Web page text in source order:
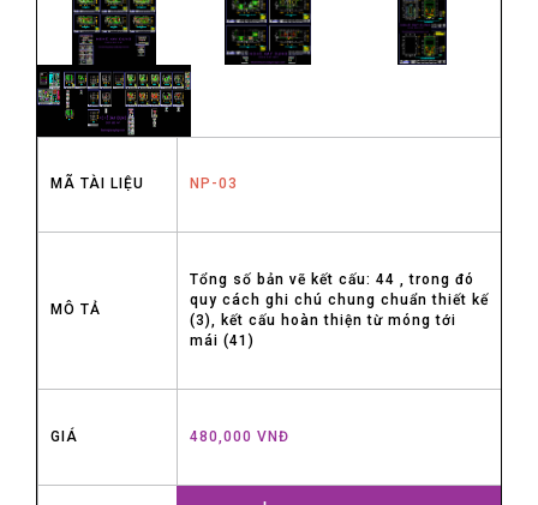
MÃ TÀI LIỆU NP-03
MÔ TẢ
Tổng số bản vẽ kết cấu: 44 , trong đó
quy cách ghi chú chung chuẩn thiết kế
(3), kết cấu hoàn thiện từ móng tới
mái (41)
GIÁ 480,000 VNĐ